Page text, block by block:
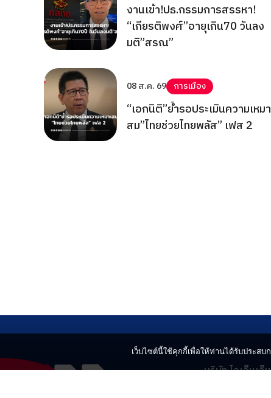
งานเข้า!ปธ.กรรมการสรรหา!
“เกียรติพงศ์”อายุเกิน70 วันลง
มติ”สรณ”
08 ส.ค. 69 การเมือง
“เอกนิติ”ย้ำรอประเมินความเหม
สม”ไทยช่วยไทยพลัส” เฟส 2
บริษัท ไอเอ็นเ
เว็บไซต์นี้ใช้คุกกี้เพื่อให้ท่านได้รับประสบ